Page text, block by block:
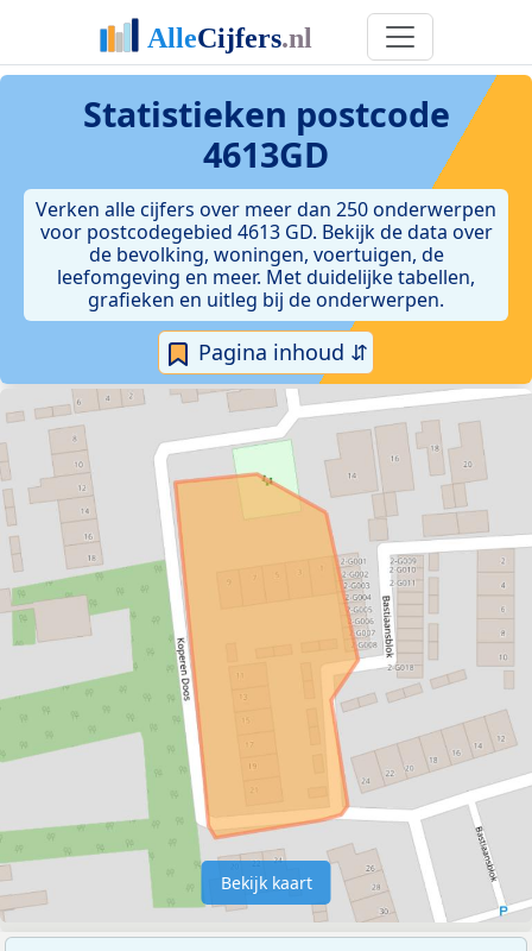
Statistieken postcode
4613GD
Verken alle cijfers over meer dan 250 onderwerpen
voor postcodegebied 4613 GD. Bekijk de data over
de bevolking, woningen, voertuigen, de
leefomgeving en meer. Met duidelijke tabellen,
grafieken en uitleg bij de onderwerpen.
Pagina inhoud ⇵
Bekijk kaart